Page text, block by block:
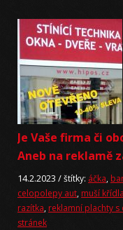
Je Vaše firma či
Aneb na reklamě
14.2.2023 /štítky: áčka,
celopolepy aut,muší křídla
razítka, reklamní plachty s
stránek